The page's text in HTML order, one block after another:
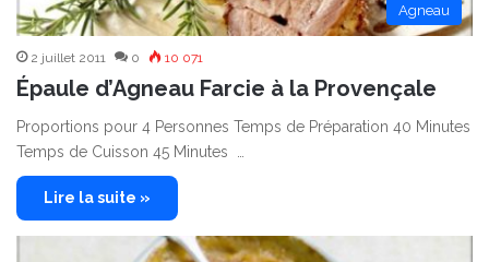
Agneau
2 juillet 2011 0 10 071
Épaule d’Agneau Farcie à la Provençale
Proportions pour 4 Personnes Temps de Préparation 40 Minutes
Temps de Cuisson 45 Minutes …
Lire la suite »